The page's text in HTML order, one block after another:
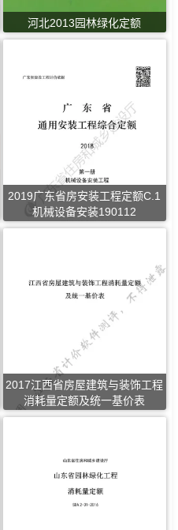
河北2013园林绿化定额
2019广东省房安装工程定额C.1
机械设备安装190112
2017江西省房屋建筑与装饰工程
消耗量定额及统一基价表